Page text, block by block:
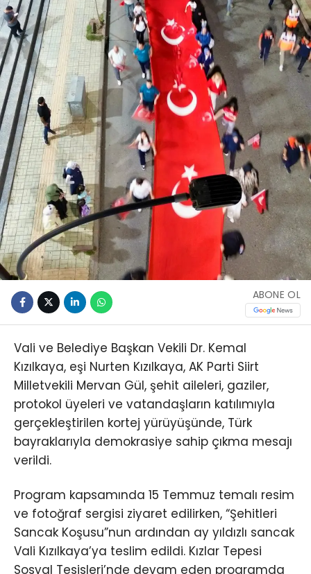
ABONE OL
Vali ve Belediye Başkan Vekili Dr. Kemal
Kızılkaya, eşi Nurten Kızılkaya, AK Parti Siirt
Milletvekili Mervan Gül, şehit aileleri, gaziler,
protokol üyeleri ve vatandaşların katılımıyla
gerçekleştirilen kortej yürüyüşünde, Türk
bayraklarıyla demokrasiye sahip çıkma mesajı
verildi.
Program kapsamında 15 Temmuz temalı resim
ve fotoğraf sergisi ziyaret edilirken, “Şehitleri
Sancak Koşusu”nun ardından ay yıldızlı sancak
Vali Kızılkaya’ya teslim edildi. Kızlar Tepesi
Sosyal Tesisleri’nde devam eden programda